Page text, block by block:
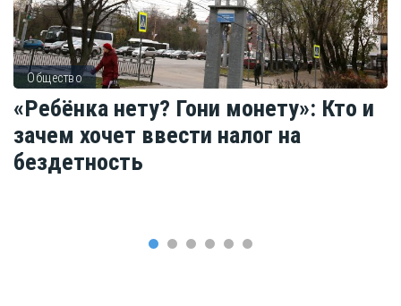
Общество
«Ребёнка нету? Гони монету»: Кто и
зачем хочет ввести налог на
бездетность